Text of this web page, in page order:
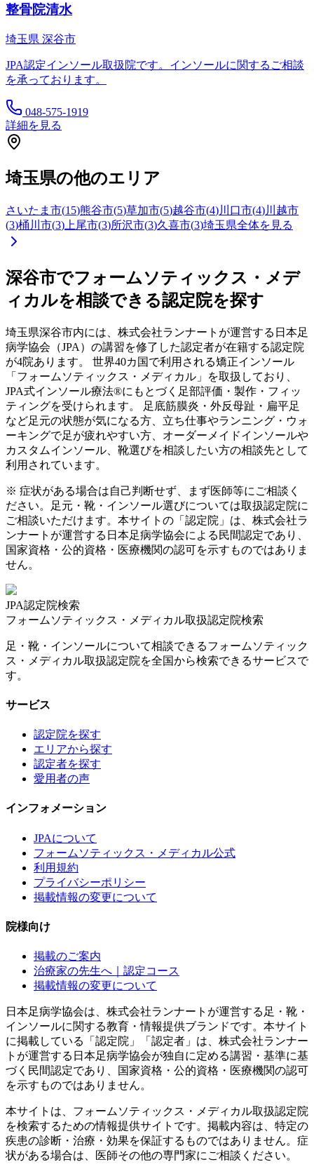
整骨院清水
埼玉県 深谷市
JPA認定インソール取扱院です。インソールに関するご相談
を承っております。
048-575-1919
詳細を見る
埼玉県の他のエリア
さいたま市(15)熊谷市(5)草加市(5)越谷市(4)川口市(4)川越市
(3)桶川市(3) 上尾市(3)所沢市(3)久喜市(3)埼玉県全体を見る
深谷市でフォームソティックス・メデ
ィカルを相談できる認定院を探す
埼玉県深谷市内には、株式会社ランナートが運営する日本足
病学協会（JPA）の講習を修了した認定者が在籍する認定院
が4院あります。 世界40カ国で利用される矯正インソール
「フォームソティックス・メディカル」を取扱しており、
JPA式インソール療法®にもとづく足部評価・製作・フィッ
ティングを受けられます。 足底筋膜炎・外反母趾・扁平足
など足元の状態が気になる方、立ち仕事やランニング・ウォ
ーキングで足が疲れやすい方、オーダーメイドインソールや
カスタムインソール、靴選びを相談したい方の相談先として
利用されています。
※ 症状がある場合は自己判断せず、まず医師等にご相談く
ださい。足元・靴・インソール選びについては取扱認定院に
ご相談いただけます。本サイトの「認定院」は、株式会社ラ
ンナートが運営する日本足病学協会による民間認定であり、
国家資格・公的資格・医療機関の認可を示すものではありま
せん。
JPA認定院検索
フォームソティックス・メディカル取扱認定院検索
足・靴・インソールについて相談できるフォームソティック
ス・メディカル取扱認定院を全国から検索できるサービスで
す。
サービス
認定院を探す
エリアから探す
認定者を探す
愛用者の声
インフォメーション
JPAについて
フォームソティックス・メディカル公式
利用規約
プライバシーポリシー
掲載情報の変更について
院様向け
掲載のご案内
治療家の先生へ｜認定コース
掲載情報の変更について
日本足病学協会は、株式会社ランナートが運営する足・靴・
インソールに関する教育・情報提供ブランドです。本サイト
に掲載している「認定院」「認定者」は、株式会社ランナー
トが運営する日本足病学協会が独自に定める講習・基準に基
づく民間認定であり、国家資格・公的資格・医療機関の認可
を示すものではありません。
本サイトは、フォームソティックス・メディカル取扱認定院
を検索するための情報提供サイトです。掲載内容は、特定の
疾患の診断・治療・効果を保証するものではありません。症
状がある場合は、医師その他の専門家にご相談ください。